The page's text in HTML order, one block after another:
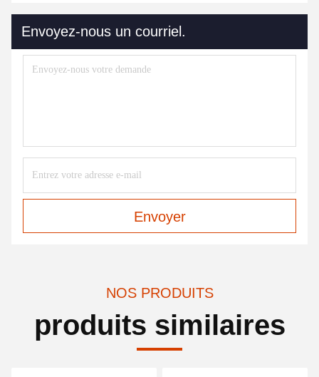
Envoyez-nous un courriel.
Envoyer
NOS PRODUITS
produits similaires